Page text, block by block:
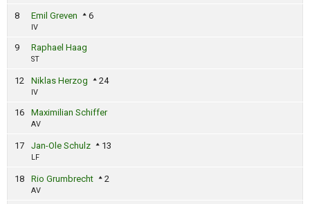
8 Emil Greven 6
IV
9 Raphael Haag
ST
12 Niklas Herzog 24
IV
16 Maximilian Schiffer
AV
17 Jan-Ole Schulz 13
LF
18 Rio Grumbrecht 2
AV